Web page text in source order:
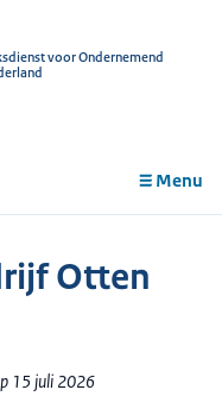
voor Ondernemend
Menu
Otten
15 juli 2026